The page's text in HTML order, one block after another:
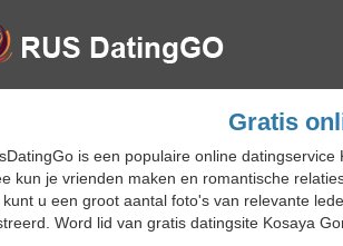
Gratis
is een populaire online
kun je vrienden maken en romantische
kunt u een groot aantal foto's van relevante
Word lid van gratis datingsite Kosaya